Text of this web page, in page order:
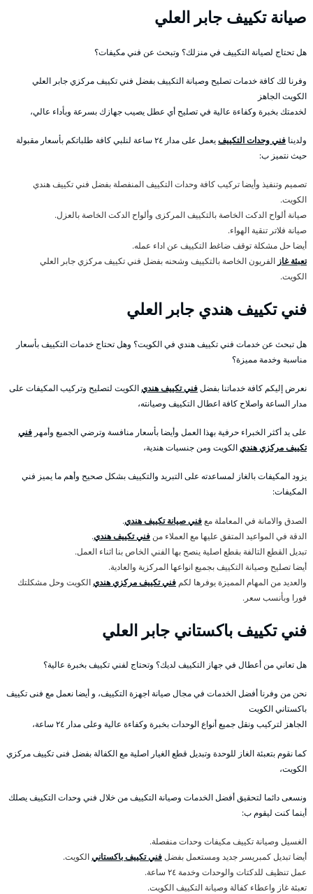
صيانة تكييف جابر العلي
هل تحتاج لصيانة التكييف في منزلك؟ وتبحث عن فني مكيفات؟
وفرنا لك كافة خدمات تصليح وصيانة التكييف بفضل فني تكييف مركزي جابر العلي
الكويت الجاهز
لخدمتك بخبرة وكفاءة عالية في تصليح أي عطل يصيب جهازك بسرعة وبأداء عالي،
ولدينا فني وحدات التكييف
يعمل على مدار ٢٤ ساعة لنلبي كافة طلباتكم بأسعار مقبولة
حيث نتميز ب:
تصميم وتنفيذ وأيضا تركيب كافة وحدات التكييف المنفصلة بفضل فني تكييف هندي
الكويت.
صيانة ألواح الدكت الخاصة بالتكييف المركزى وألواح الدكت الخاصة بالعزل.
صيانة فلاتر تنقية الهواء.
أيضا حل مشكلة توقف ضاغط التكييف عن اداء عمله.
تعبئة غاز الفريون الخاصة بالتكييف وشحنه بفضل فني تكييف مركزي جابر العلي
الكويت.
فني تكييف هندي جابر العلي
هل تبحث عن خدمات فني تكييف هندي في الكويت؟ وهل تحتاج خدمات التكييف بأسعار
مناسبة وخدمة مميزة؟
نعرض إليكم كافة خدماتنا بفضلفني تكييف هنديالكويت لتصليح وتركيب المكيفات على
مدار الساعة واصلاح كافة اعطال التكييف وصيانته،
على يد أكثر الخبراء حرفية بهذا العمل وأيضا بأسعار منافسة وترضي الجميع وأمهر فني
تكييف مركزي هنديالكويت ومن جنسيات هندية،
يزود المكيفات بالغاز لمساعدته على التبريد والتكييف بشكل صحيح وأهم ما يميز فني
المكيفات:
الصدق والامانة في المعاملة معفني صيانة تكييف هندي.
الدقة في المواعيد المتفق عليها مع العملاء من فني تكييف هندي.
تبديل القطع التالفة بقطع اصلية ينصح بها الفني الخاص بنا اثناء العمل.
أيضا تصليح وصيانة التكييف بجميع انواعها المركزية والعادية.
والعديد من المهام المميزة يوفرها لكم فني تكييف مركزي هنديالكويت وحل مشكلتك
فورا وبأنسب سعر.
فني تكييف باكستاني جابر العلي
هل تعاني من أعطال في جهاز التكييف لديك؟ وتحتاج لفني تكييف بخبرة عالية؟
نحن من وفرنا أفضل الخدمات في مجال صيانة اجهزة التكييف، و أيضا نعمل مع فنى تكييف
باكستاني الكويت
الجاهز لتركيب ونقل جميع أنواع الوحدات بخبرة وكفاءة عالية وعلى مدار ٢٤ ساعة،
كما نقوم بتعبئة الغاز للوحدة وتبديل قطع الغيار اصلية مع الكفالة بفضل فنى تكييف مركزي
الكويت،
ونسعى دائما لتحقيق أفضل الخدمات وصيانة التكييف من خلال فني وحدات التكييف يصلك
أينما كنت ليقوم ب:
الغسيل وصيانة تكييف مكيفات وحدات منفصلة.
أيضا تبديل كمبريسر جديد ومستعمل بفضلفني تكييف باكستانيالكويت.
عمل تنظيف للدكتات والوحدات وخدمة ٢٤ ساعة.
تعبئة غاز واعطاء كفالة وصيانة التكييف الكويت.